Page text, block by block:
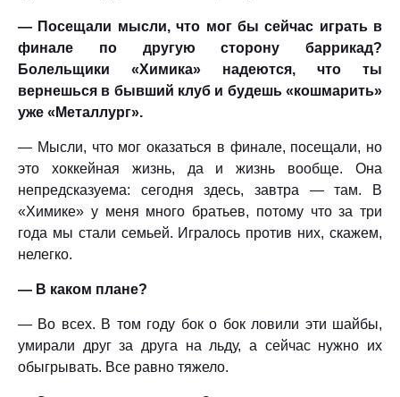
— Посещали мысли, что мог бы сейчас играть в
финале по другую сторону баррикад?
Болельщики «Химика» надеются, что ты
вернешься в бывший клуб и будешь «кошмарить»
уже «Металлург».
— Мысли, что мог оказаться в финале, посещали, но
это хоккейная жизнь, да и жизнь вообще. Она
непредсказуема: сегодня здесь, завтра — там. В
«Химике» у меня много братьев, потому что за три
года мы стали семьей. Игралось против них, скажем,
нелегко.
— В каком плане?
— Во всех. В том году бок о бок ловили эти шайбы,
умирали друг за друга на льду, а сейчас нужно их
обыгрывать. Все равно тяжело.